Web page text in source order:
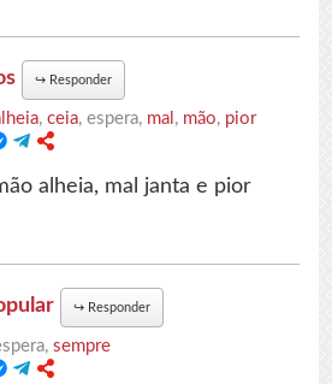
↪ Responder
,ceia, espera, mal , mão, pior
alheia, mal janta e pior
↪ Responder
sempre